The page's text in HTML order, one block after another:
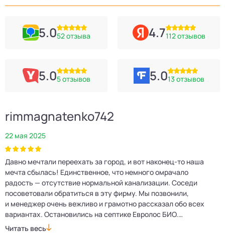
5.052 отзыва 4.7112 отзывов
5.05 отзывов 5.013 отзывов
rimmagnatenko742
22 мая 2025
Давно мечтали переехать за город, и вот наконец‑то наша
мечта сбылась! Единственное, что немного омрачало
радость — отсутствие нормальной канализации. Соседи
посоветовали обратиться в эту фирму. Мы позвонили,
и менеджер очень вежливо и грамотно рассказал обо всех
вариантах. Остановились на септике Евролос БИО.
Монтажники приехали вовремя, установили всё быстро
Читать весь